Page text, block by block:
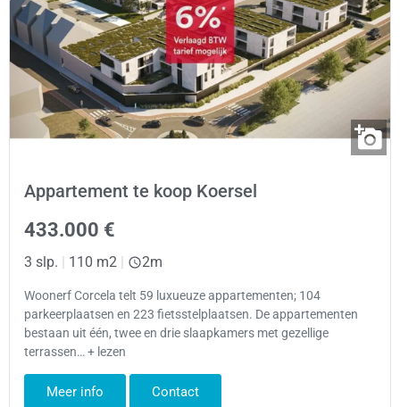
Appartement te koop Koersel
433.000 €
3 slp. 110 m2 2m
Woonerf Corcela telt 59 luxueuze appartementen; 104
parkeerplaatsen en 223 fietsstelplaatsen. De appartementen
bestaan uit één, twee en drie slaapkamers met gezellige
terrassen… + lezen
Meer info Contact